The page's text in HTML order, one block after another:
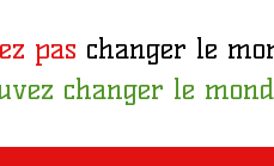
pas changer le
changer le